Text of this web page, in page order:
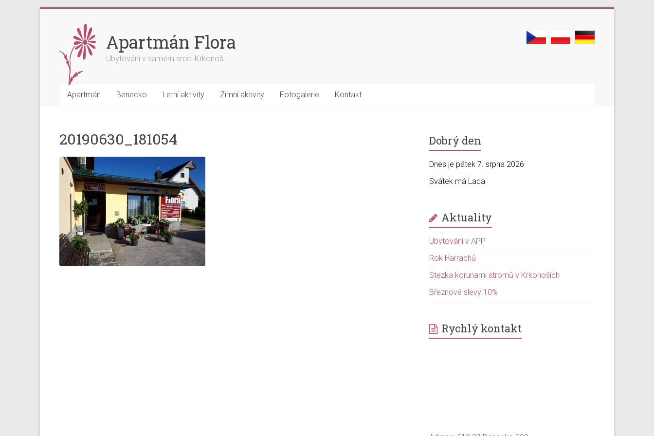
Apartmán Flora
Ubytování v samém srdci Krkonoš
Apartmán Benecko Letní aktivity Zimní aktivity Fotogalerie Kontakt
20190630_181054 Dobrý den
Dnes je pátek 7. srpna 2026
Svátek má Lada
Aktuality
Ubytování v APP
Rok Harrachů
Stezka korunami stromů v Krkonoších
Březnové slevy 10%
Rychlý kontakt